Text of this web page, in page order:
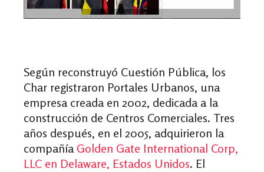
Según reconstruyó Cuestión Pública, los
Char registraron Portales Urbanos, una
empresa creada en 2002, dedicada a la
construcción de Centros Comerciales. Tres
años después, en el 2005, adquirieron la
compañía Golden Gate International Corp,
LLC en Delaware, Estados Unidos. El